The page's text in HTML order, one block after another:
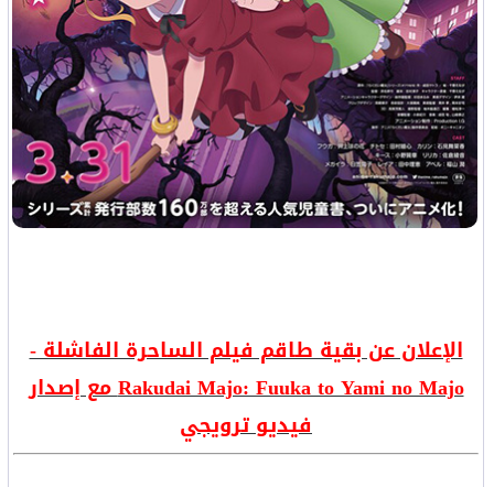
الإعلان عن بقية طاقم فيلم الساحرة الفاشلة -
Rakudai Majo: Fuuka to Yami no Majo مع إصدار
فيديو ترويجي